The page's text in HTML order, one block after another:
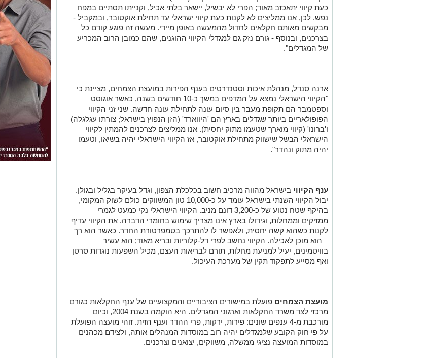
כעת קיווי יתאכזב מאוד; הפרי לא יבשיל, יישאר בלתי אכיל, וקנייתו תסתיים במפח
נפש. לכן, אנו ממליצים לא לקנות כעת קיווי ישראלי עד תחילת אוקטובר, ובמקביל -
מבקשים מאותם חקלאים לחדול מהמעשה באופן מיידי. מעשה זה פוגע קודם כל
בצרכנים, ובנוסף - גורם נזק גם למגדלי הקיווי ההוגנים, שהם כמובן הרוב המכריע
של המגדלים".
ארנה סנדל, מנהלת איכות וסטנדרטים בענף הפירות במועצת הצמחים, מציינת כי
"הקיווי הישראלי נמצא על המדפים במשך כ-10 חודשים בשנה, כאשר אוגוסט
וספטמבר הם תקופת מעבר בין סיום עונה לתחילת עונה חדשה. שני זני הקיווי
הפופולאריים ביותר שגדלים בארץ הם 'היווארד' (הזן הנפוץ בישראל; צורתו עגלגלה)
ו'ברונו' (קיווי מוארך שטעמו מתוק יחסית). אנו ממליצים לצרכנים להמתין לקיווי
הישראלי הבשל שישווק מתחילת אוקטובר, אז הקיווי הישראלי יהיה בשיאו, וטעמו
יהיה מתוק ונהדר".
ענף הקיווי בישראל מהווה מרכיב חשוב בכלכלת הצפון, וגדל בעיקר בגליל ובגולן.
יבול הקיווי השנתי בישראל עומד על כ-10,000 טון המשווקים כולם לשוק המקומי,
בהיקף שטח נטוע של כ-3,200 דונם מניב. הקיווי הישראלי נקי כמעט לגמרי
ממזיקים וממחלות, וגידולו בארץ אינו מצריך שימוש בחומרי הדברה. את הקיווי עדיף
לקנות כשהוא קשה יחסית, ולאפשר לו להתרכך בטמפרטורת החדר. כאשר הוא רך
– הוא מוכן לאכילה. הקיווי נחשב לפרי דל-קלוריות ובריא מאוד; הוא עשיר
בוויטמינים, יעיל למניעת מחלות, תורם לבריאות העצם, מכיל השפעות נוגדות סרטן
ואף מסייע לתפקוד תקין של מערכת העיכול.
מועצת הצמחים פועלת במישורים הציבוריים והמקצועיים של ענף החקלאות כגורם
מרכזי לצד משרד החקלאות וארגוני המגדלים. היא הוקמה בשנת 2004, וכיום
מורכבת מ-4 ענפים שונים: פירות, ירקות, פרי ההדר וענף הזית. זוהי מועצה הפועלת
על פי חוק הקובע שלמגדלים יהיה רוב במוסדות המנהלים אותה, ולצידם מכהנים
במוסדות המועצה נציגי ממשלה, משווקים, יצואנים וצרכנים.